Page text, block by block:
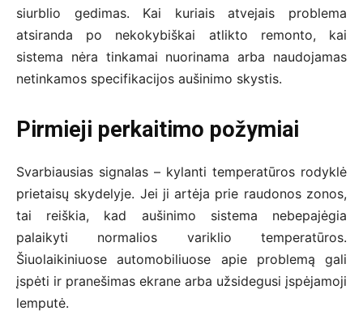
siurblio gedimas. Kai kuriais atvejais problema
atsiranda po nekokybiškai atlikto remonto, kai
sistema nėra tinkamai nuorinama arba naudojamas
netinkamos specifikacijos aušinimo skystis.
Pirmieji perkaitimo požymiai
Svarbiausias signalas – kylanti temperatūros rodyklė
prietaisų skydelyje. Jei ji artėja prie raudonos zonos,
tai reiškia, kad aušinimo sistema nebepajėgia
palaikyti normalios variklio temperatūros.
Šiuolaikiniuose automobiliuose apie problemą gali
įspėti ir pranešimas ekrane arba užsidegusi įspėjamoji
lemputė.